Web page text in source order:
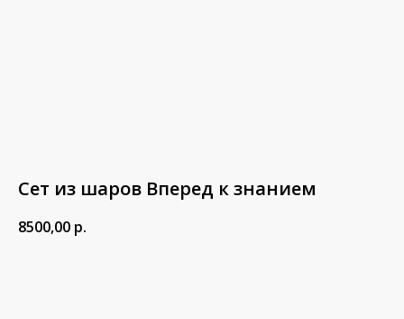
Сет из шаров Вперед к знанием
8500,00 р.